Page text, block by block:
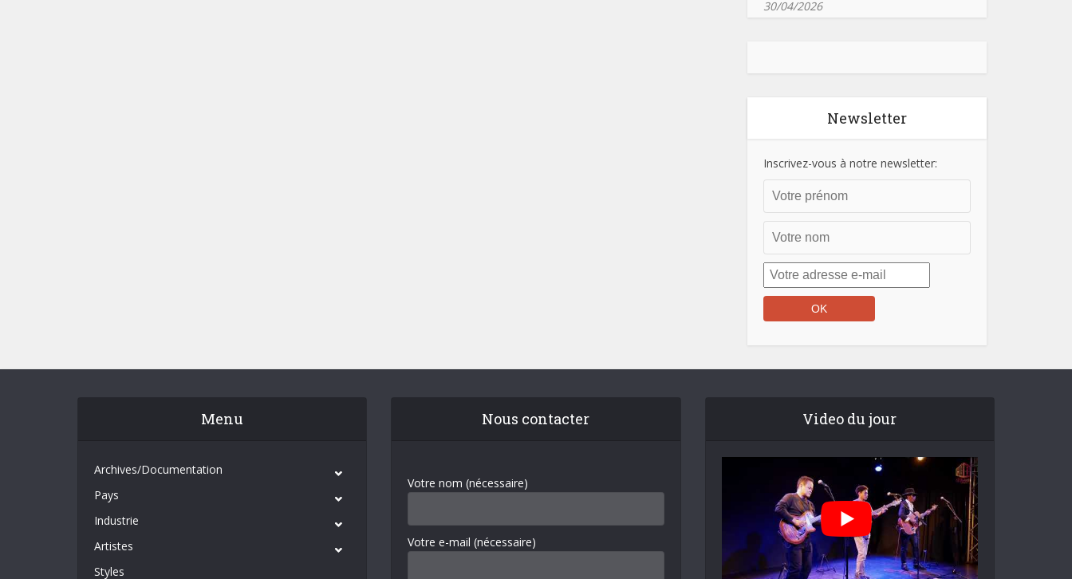
30/04/2026
Newsletter
Inscrivez-vous à notre newsletter:
Menu
Archives/Documentation
Pays
Industrie
Artistes
Styles
Nous contacter
Votre nom (nécessaire)
Votre e-mail (nécessaire)
Video du jour